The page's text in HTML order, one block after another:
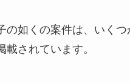
の如くの案件は、いくつ
載されています。